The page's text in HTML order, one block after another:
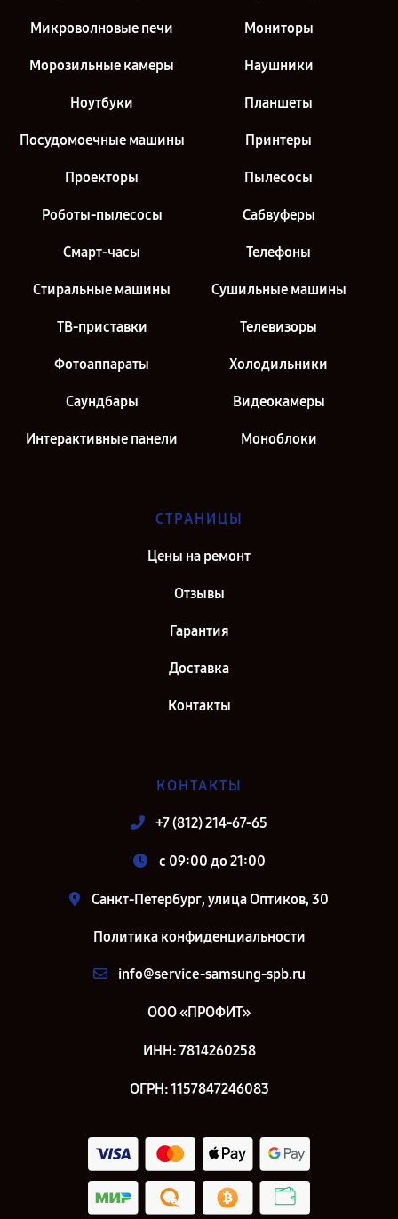
Микроволновые печи Мониторы
Морозильные камеры Наушники
Ноутбуки Планшеты
Посудомоечные машины Принтеры
Проекторы Пылесосы
Роботы-пылесосы Сабвуферы
Смарт-часы Телефоны
Стиральные машины Сушильные машины
ТВ-приставки Телевизоры
Фотоаппараты Холодильники
Саундбары Видеокамеры
Интерактивные панели Моноблоки
СТРАНИЦЫ
Цены на ремонт
Отзывы
Гарантия
Доставка
Контакты
КОНТАКТЫ
+7 (812) 214-67-65
c 09:00 до 21:00
Санкт-Петербург, улица Оптиков, 30
Политика конфиденциальности
info@service-samsung-spb.ru
ООО «ПРОФИТ»
ИНН: 7814260258
ОГРН: 1157847246083